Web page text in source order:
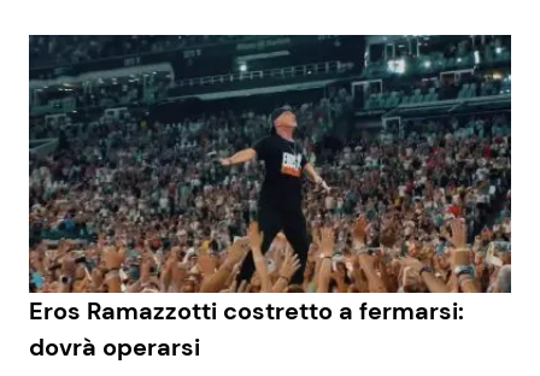
Eros Ramazzotti costretto a fermarsi:
dovrà operarsi